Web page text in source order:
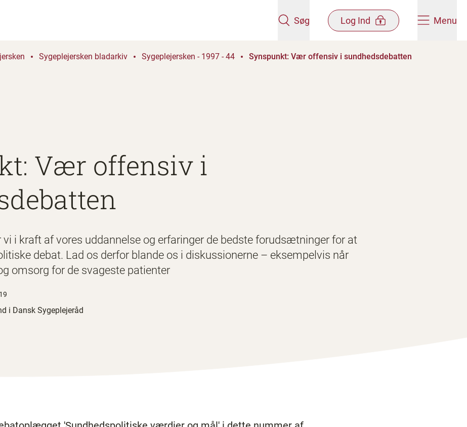
Søg Log Ind Menu
Sygeplejersken bladarkiv Sygeplejersken - 1997 - 44 Synspunkt: Vær offensiv i sundhedsdebatten
Vær offensiv i
vi i kraft af vores uddannelse og erfaringer de bedste forudsætninger for at
debat. Lad os derfor blande os i diskussionerne – eksempelvis når
omsorg for de svageste patienter
i Dansk Sygeplejeråd